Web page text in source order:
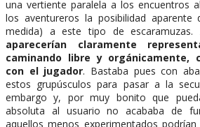
una vertiente paralela a los encuentros
los aventureros la posibilidad aparente
medida) a este tipo de escaramuzas.
aparecerían claramente
caminando libre y orgánicamente,
con el jugador. Bastaba pues con
estos grupúsculos para pasar a la
embargo y, por muy bonito que
absoluta al usuario no acababa de
aquellos menos experimentados